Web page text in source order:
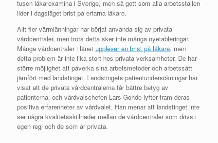
tusen läkarexamina i Sverige, men så gott som alla arbetsställen
lider i dagsläget brist på erfarna läkare.
Allt fler värmlänningar har börjat använda sig av privata
vårdcentraler, men trots detta sker inte många nyetableringar.
Många vårdcentraler i länet upplever en brist på läkare, men
detta problem är inte lika stort hos privata verksamheter. De har
större möjlighet att påverka sina arbetsmetoder och arbetssätt
jämfört med landstinget. Landstingets patientundersökningar har
visat att de privata vårdcentralerna får bättre betyg av
patienterna, och vårdvalschefen Lars Gohde lyfter fram deras
positiva erfarenheter av vårdvalet. Han menar att landstinget inte
ser några kvalitetsskillnader mellan de vårdcentraler som drivs i
egen regi och de som är privata.